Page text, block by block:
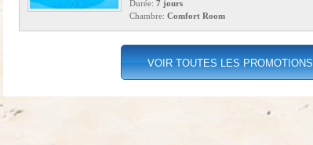
Durée: 7 jours
Chambre: Comfort Room
VOIR TOUTES LES PROMOTIONS